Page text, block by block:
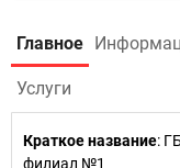
Главное
Услуги
Краткое название:
филиал №1